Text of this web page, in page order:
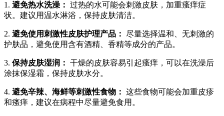
1. 避免热水洗澡： 过热的水可能会刺激皮肤，加重瘙痒症
状。建议用温水淋浴，保持皮肤清洁。
2. 避免使用刺激性皮肤护理产品： 尽量选择温和、无刺激的
护肤品，避免使用含有酒精、香精等成分的产品。
3. 保持皮肤湿润： 干燥的皮肤容易引起瘙痒，可以在洗澡后
涂抹保湿霜，保持皮肤水分。
4. 避免辛辣、海鲜等刺激性食物： 这些食物可能会加重皮疹
和瘙痒，建议在病程中尽量避免食用。